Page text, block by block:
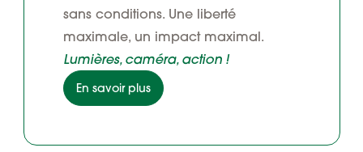
sans conditions. Une liberté
maximale, un impact maximal.
Lumières, caméra, action !
En savoir plus